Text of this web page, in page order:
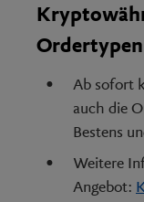
Ab sofort
auch die
Bestens
Weitere
Angebot: